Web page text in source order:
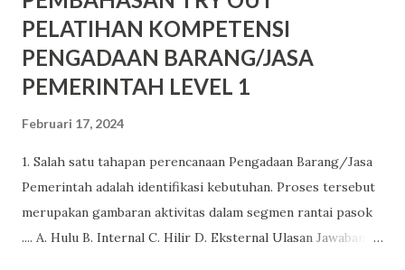
PELATIHAN KOMPETENSI
PENGADAAN BARANG/JASA
PEMERINTAH LEVEL 1
Februari 17, 2024
1. Salah satu tahapan perencanaan Pengadaan Barang/Jasa
Pemerintah adalah identifikasi kebutuhan. Proses tersebut
merupakan gambaran aktivitas dalam segmen rantai pasok
.... A. Hulu B. Internal C. Hilir D. Eksternal Ulasan Jawaban: